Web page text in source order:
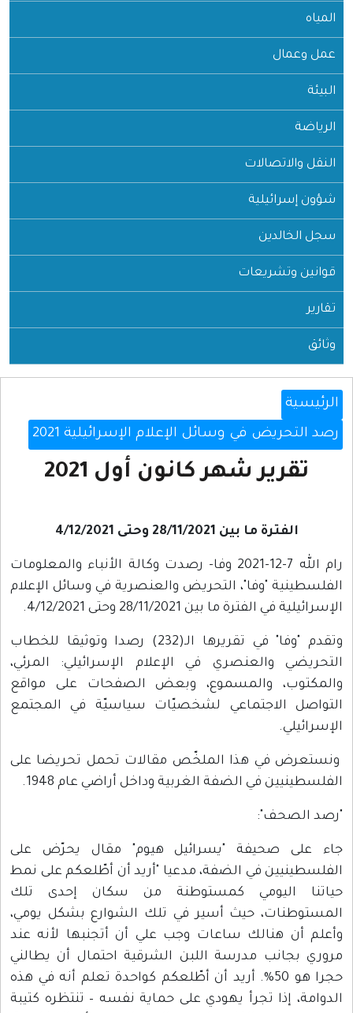
المياه
عمل وعمال
البيئة
الرياضة
النقل والاتصالات
شؤون إسرائيلية
سجل الخالدين
قوانين وتشريعات
تقارير
وثائق
الرئيسية
رصد التحريض في وسائل الإعلام الإسرائيلية 2021
تقرير شهر كانون أول 2021
الفترة ما بين 28/11/2021 وحتى 4/12/2021
رام الله 7-12-2021 وفا- رصدت وكالة الأنباء والمعلومات
الفلسطينية "وفا"، التحريض والعنصرية في وسائل الإعلام
الإسرائيلية في الفترة ما بين 28/11/2021 وحتى 4/12/2021.
وتقدم "وفا" في تقريرها الـ(232) رصدا وتوثيقا للخطاب
التحريضي والعنصري في الإعلام الإسرائيلي: المرئي،
والمكتوب، والمسموع، وبعض الصفحات على مواقع
التواصل الاجتماعي لشخصيّات سياسيّة في المجتمع
الإسرائيلي.
ونستعرض في هذا الملخّص مقالات تحمل تحريضا على
الفلسطينيين في الضفة الغربية وداخل أراضي عام 1948.
"رصد الصحف":
جاء على صحيفة "يسرائيل هيوم" مقال يحرّض على
الفلسطينيين في الضفة، مدعيا "أريد أن أطّلعكم على نمط
حياتنا اليومي كمستوطنة من سكان إحدى تلك
المستوطنات، حيث أسير في تلك الشوارع بشكل يومي،
وأعلم أن هنالك ساعات وجب علي أن أتجنبها لأنه عند
مروري بجانب مدرسة اللبن الشرقية احتمال أن يطالني
حجرا هو 50%. أريد أن أطّلعكم كواحدة تعلم أنه في هذه
الدوامة، إذا تجرأ يهودي على حماية نفسه – تنتظره كتيبة